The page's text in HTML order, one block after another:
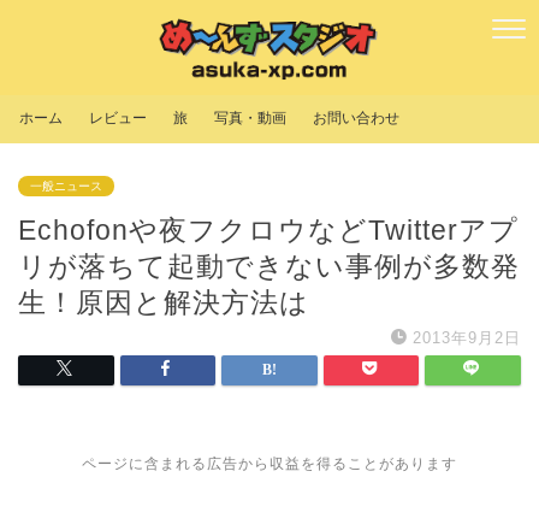
ホーム レビュー 旅 写真・動画 お問い合わせ
一般ニュース
Echofonや夜フクロウなどTwitterアプ
リが落ちて起動できない事例が多数発
生！原因と解決方法は
2013年9月2日
ページに含まれる広告から収益を得ることがあります